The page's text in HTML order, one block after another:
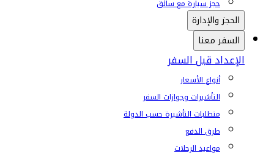
حجز سيارة مع سائق
الحجز والإدارة
السفر معنا
الإعداد قبل السفر
أنواع الأسعار
التأشيرات وجوازات السفر
متطلبات التأشيرة حسب الدولة
طرق الدفع
مواعيد الرحلات